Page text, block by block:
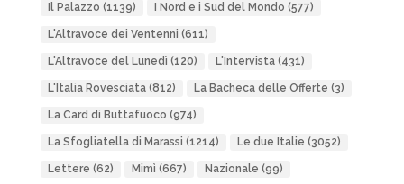
Il Palazzo (1139) I Nord e i Sud del Mondo (577)
L'Altravoce dei Ventenni (611)
L'Altravoce del Lunedì (120) L'Intervista(431)
L'Italia Rovesciata(812) La Bacheca delle Offerte (3)
La Card di Buttafuoco (974)
La Sfogliatella di Marassi (1214) Le due Italie (3052)
Lettere (62) Mimì (667) Nazionale (99)